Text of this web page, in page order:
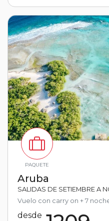
PAQUETE
Aruba
SALIDAS DE SETIEMBRE A
Vuelo con carry on + 7
desde